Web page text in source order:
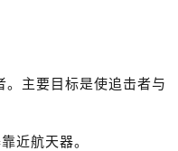
。主要目标是使追击者与
近航天器。